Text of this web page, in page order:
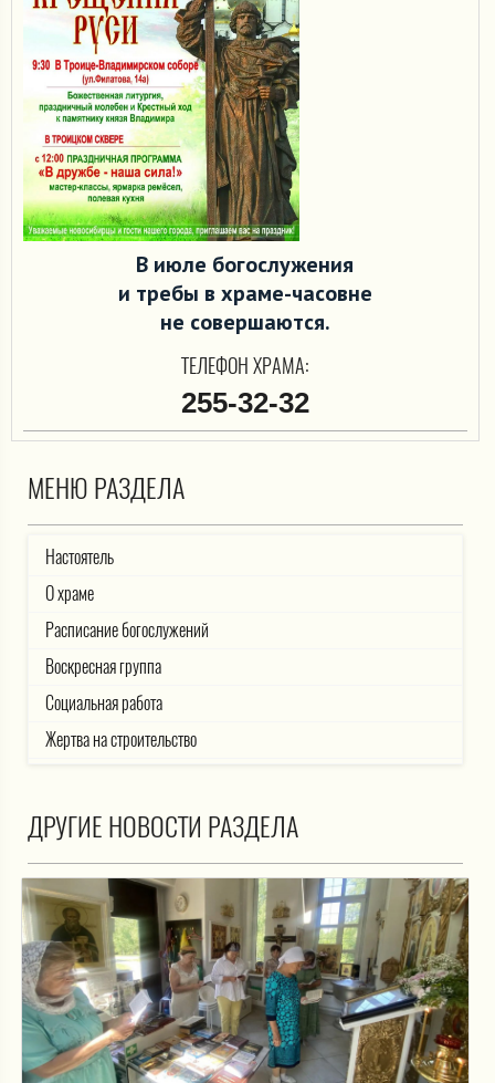
В июле богослужения
и требы в храме-часовне
не совершаются.
ТЕЛЕФОН ХРАМА:
255-32-32
МЕНЮ РАЗДЕЛА
Настоятель
О храме
Расписание богослужений
Воскресная группа
Социальная работа
Жертва на строительство
ДРУГИЕ НОВОСТИ РАЗДЕЛА